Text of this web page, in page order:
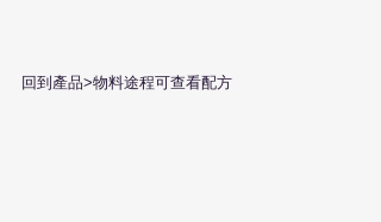
回到產品>物料途程可查看配方